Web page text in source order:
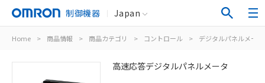
制御機器 Japan
Home > 商品情報 > 商品カテゴリ > コントロール > デジタルパネルメータ
高速応答デジタルパネルメータ